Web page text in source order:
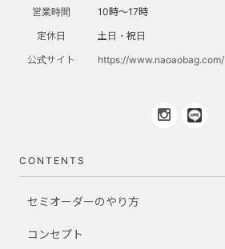
営業時間
10時～17時
定休日
土日・祝日
公式サイト
https://www.naoaobag.com/
CONTENTS
セミオーダーのやり方
コンセプト